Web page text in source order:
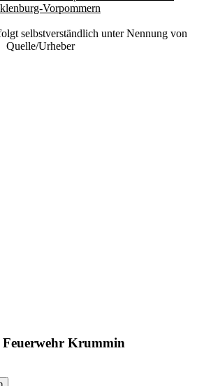
Vorpommern
selbstverständlich unter Nennung von
Quelle/Urheber
Feuerwehr Krummin